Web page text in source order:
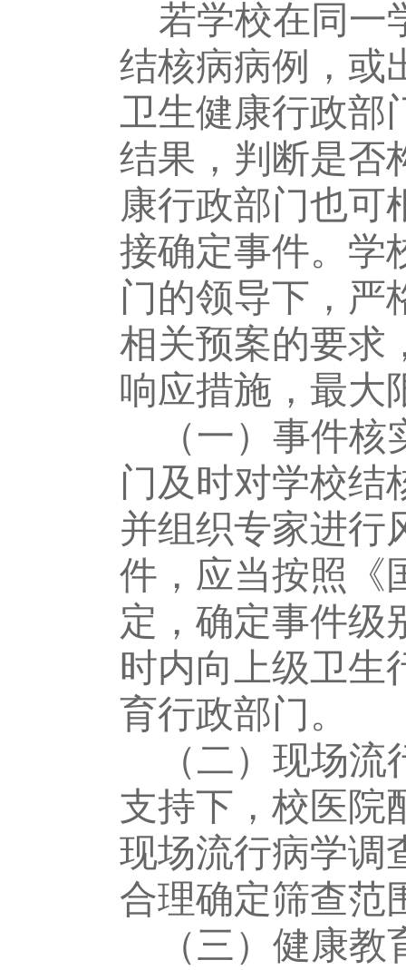
若学校在同一
结核病病例，或
卫生健康行政部
结果，判断是否
康行政部门也可
接确定事件。 学
门 的领导下，严
相关预案的要求
响应措施，最大
（一）事件
门及时对学校结
并组织专家进行
件，应当按照《
定，确定事件级
时内向上级卫生
育行政部门。
（二）现场
支持下，校医院
现场流行病学调
合理确定筛查范
（三）健康